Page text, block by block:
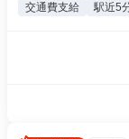
交通費支給 駅近5